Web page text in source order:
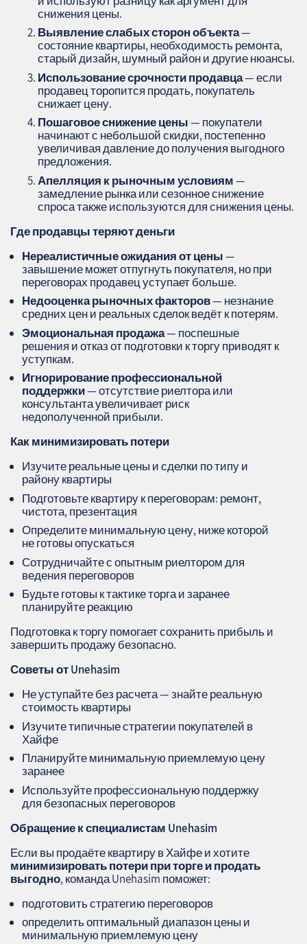
снижения цены.
Выявление слабых сторон объекта—
состояние квартиры, необходимость ремонта,
старый дизайн, шумный район и другие нюансы.
Использование срочности продавца— если
продавец торопится продать, покупатель
снижает цену.
Пошаговое снижение цены— покупатели
начинают с небольшой скидки, постепенно
увеличивая давление до получения выгодного
предложения.
Апелляция к рыночным условиям—
замедление рынка или сезонное снижение
спроса также используются для снижения цены.
Где продавцы теряют деньги
Нереалистичные ожидания от цены—
завышение может отпугнуть покупателя, но при
переговорах продавец уступает больше.
Недооценка рыночных факторов— незнание
средних цен и реальных сделок ведёт к потерям.
Эмоциональная продажа— поспешные
решения и отказ от подготовки к торгу приводят к
уступкам.
Игнорирование профессиональной
поддержки— отсутствие риелтора или
консультанта увеличивает риск
недополученной прибыли.
Как минимизировать потери
Изучите реальные цены и сделки по типу и
району квартиры
Подготовьте квартиру к переговорам: ремонт,
чистота, презентация
Определите минимальную цену, ниже которой
не готовы опускаться
Сотрудничайте с опытным риелтором для
ведения переговоров
Будьте готовы к тактике торга и заранее
планируйте реакцию
Подготовка к торгу помогает сохранить прибыль и
завершить продажу безопасно.
Советы от Unehasim
Не уступайте без расчета — знайте реальную
стоимость квартиры
Изучите типичные стратегии покупателей в
Хайфе
Планируйте минимальную приемлемую цену
заранее
Используйте профессиональную поддержку
для безопасных переговоров
Обращение к специалистам Unehasim
Если вы продаёте квартиру в Хайфе и хотите
минимизировать потери при торге и продать
выгодно, команда Unehasim поможет:
подготовить стратегию переговоров
определить оптимальный диапазон цены и
минимальную приемлемую цену